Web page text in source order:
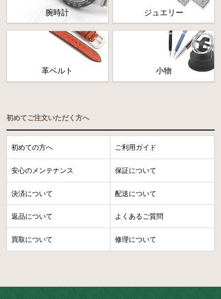
腕時計 ジュエリー
革ベルト 小物
初めてご注文いただく方へ
初めての方へ ご利用ガイド
安心のメンテナンス 保証について
決済について 配送について
返品について よくあるご質問
買取について 修理について